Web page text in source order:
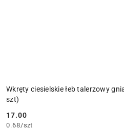
Wkręty ciesielskie łeb talerzowy
szt)
Cena:
17.00
0.68/szt